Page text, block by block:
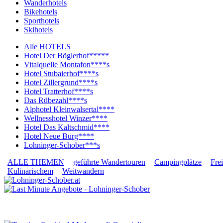
Wanderhotels
Bikehotels
Sporthotels
Skihotels
Alle HOTELS
Hotel Der Böglerhof*****
Vitalquelle Montafon****s
Hotel Stubaierhof****s
Hotel Zillergrund****s
Hotel Tratterhof****s
Das Rübezahl****s
Alphotel Kleinwalsertal****
Wellnesshotel Winzer****
Hotel Das Kaltschmid****
Hotel Neue Burg****
Lohninger-Schober***s
ALLE THEMEN
geführte Wandertouren Campingplätze
Kulinarischem
Weitwandern